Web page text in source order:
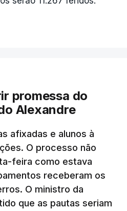
promessa do
Alexandre
afixadas e alunos à
O processo não
feira como estava
receberam os
O ministro da
que as pautas seriam